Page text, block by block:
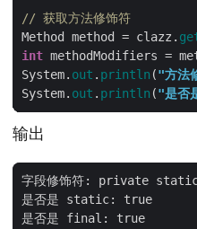
// 获取方法修饰符
Method method = clazz.
int methodModifiers =
System. out . println ("方法
System. out . println ("是
输出